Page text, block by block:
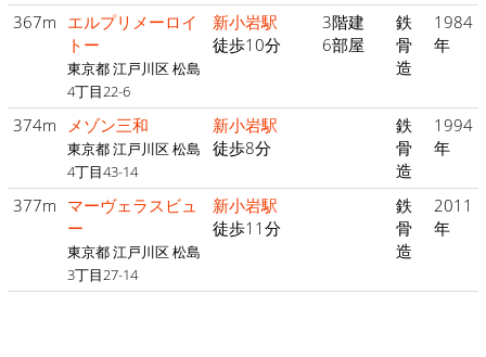
367m エルプリメーロイ
トー
東京都 江戸川区 松島
4丁目22-6
新小岩駅
徒歩10分
3階建
6部屋
鉄
骨
造
1984
年
374m メゾン三和
東京都 江戸川区 松島
4丁目43-14
新小岩駅
徒歩8分
鉄
骨
造
1994
年
377m マーヴェラスビュ
ー
東京都 江戸川区 松島
3丁目27-14
新小岩駅
徒歩11分
鉄
骨
造
2011
年